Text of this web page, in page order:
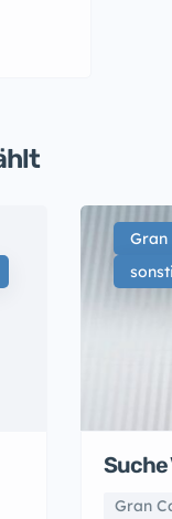
Gran
Gran